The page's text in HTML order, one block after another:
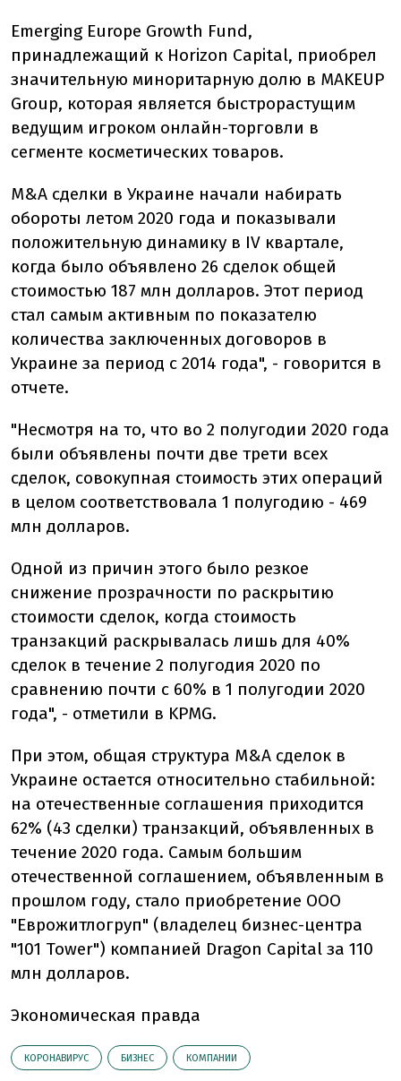
Emerging Europe Growth Fund,
принадлежащий к Horizon Capital, приобрел
значительную миноритарную долю в MAKEUP
Group, которая является быстрорастущим
ведущим игроком онлайн-торговли в
сегменте косметических товаров.
M&A сделки в Украине начали набирать
обороты летом 2020 года и показывали
положительную динамику в IV квартале,
когда было объявлено 26 сделок общей
стоимостью 187 млн ​​долларов. Этот период
стал самым активным по показателю
количества заключенных договоров в
Украине за период с 2014 года", - говорится в
отчете.
"Несмотря на то, что во 2 полугодии 2020 года
были объявлены почти две трети всех
сделок, совокупная стоимость этих операций
в целом соответствовала 1 полугодию - 469
млн долларов.
Одной из причин этого было резкое
снижение прозрачности по раскрытию
стоимости сделок, когда стоимость
транзакций раскрывалась лишь для 40%
сделок в течение 2 полугодия 2020 по
сравнению почти с 60% в 1 полугодии 2020
года", - отметили в KPMG.
При этом, общая структура M&A сделок в
Украине остается относительно стабильной:
на отечественные соглашения приходится
62% (43 сделки) транзакций, объявленных в
течение 2020 года. Самым большим
отечественной соглашением, объявленным в
прошлом году, стало приобретение ООО
"Еврожитлогруп" (владелец бизнес-центра
"101 Tower") компанией Dragon Capital за 110
млн долларов.
Экономическая правда
КОРОНАВИРУС БИЗНЕС КОМПАНИИ